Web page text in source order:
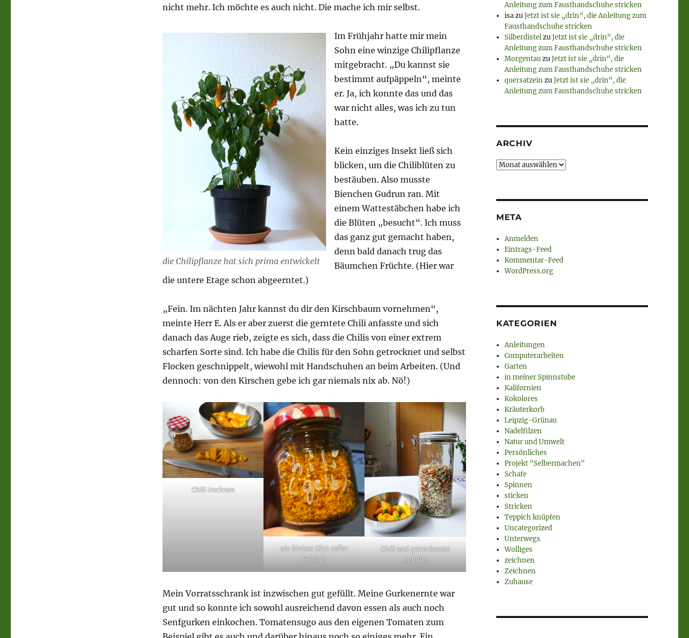
nicht mehr. Ich möchte es auch nicht. Die mache ich mir selbst.
die Chilipflanze hat sich prima entwickelt
Im Frühjahr hatte mir mein
Sohn eine winzige Chilipflanze
mitgebracht. „Du kannst sie
bestimmt aufpäppeln“, meinte
er. Ja, ich konnte das und das
war nicht alles, was ich zu tun
hatte.
Kein einziges Insekt ließ sich
blicken, um die Chiliblüten zu
bestäuben. Also musste
Bienchen Gudrun ran. Mit
einem Wattestäbchen habe ich
die Blüten „besucht“. Ich muss
das ganz gut gemacht haben,
denn bald danach trug das
Bäumchen Früchte. (Hier war
die untere Etage schon abgeerntet.)
„Fein. Im nächten Jahr kannst du dir den Kirschbaum vornehmen“,
meinte Herr E. Als er aber zuerst die gerntete Chili anfasste und sich
danach das Auge rieb, zeigte es sich, dass die Chilis von einer extrem
scharfen Sorte sind. Ich habe die Chilis für den Sohn getrocknet und selbst
Flocken geschnippelt, wiewohl mit Handschuhen an beim Arbeiten. (Und
dennoch: von den Kirschen gebe ich gar niemals nix ab. Nö!)
Chili trocknen
ein kleines Glas voller
Schärfe
Chili und getrocknetes
Gemüse
Mein Vorratsschrank ist inzwischen gut gefüllt. Meine Gurkenernte war
gut und so konnte ich sowohl ausreichend davon essen als auch noch
Senfgurken einkochen. Tomatensugo aus den eigenen Tomaten zum
Anleitung zum Fausthandschuhe stricken
isazuJetzt ist sie „drin“, die Anleitung zum
Fausthandschuhe stricken
SilberdistelzuJetzt ist sie „drin“, die
Anleitung zum Fausthandschuhe stricken
MorgentauzuJetzt ist sie „drin“, die
Anleitung zum Fausthandschuhe stricken
quersatzeinzuJetzt ist sie „drin“, die
Anleitung zum Fausthandschuhe stricken
ARCHIV
Archiv
META
Anmelden
Eintrags-Feed
Kommentar-Feed
WordPress.org
KATEGORIEN
Anleitungen
Computerarbeiten
Garten
in meiner Spinnstube
Kalifornien
Kokolores
Kräuterkorb
Leipzig-Grünau
Nadelfilzen
Natur und Umwelt
Persönliches
Projekt "Selbermachen"
Schafe
Spinnen
sticken
Stricken
Teppich knüpfen
Uncategorized
Unterwegs
Wolliges
zeichnen
Zeichnen
Zuhause